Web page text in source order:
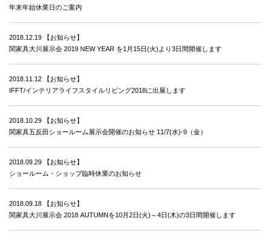
年末年始休業日のご案内
2018.12.19
【お知らせ】
関家具大川展示会 2019 NEW YEAR を1月15日(火)より3日間開催します
2018.11.12
【お知らせ】
IFFT/インテリアライフスタイルリビング2018に出展します
2018.10.29
【お知らせ】
関家具五反田ショールーム展示会開催のお知らせ 11/7(水)-9（金）
2018.09.29
【お知らせ】
ショールーム・ショップ臨時休業のお知らせ
2018.09.18
【お知らせ】
関家具大川展示会 2018 AUTUMNを10月2日(火)～4日(木)の3日間開催します